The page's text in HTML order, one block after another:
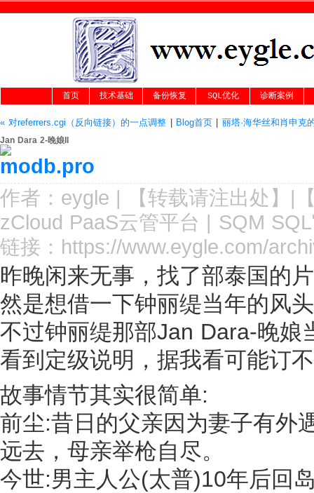
首页 技术基础 备份恢复 SQL优化 诊断案例
« 对referrers.cgi（反向链接）的一点调整 Blog首页| 丽塔·海华丝和肖申克
Jan Dara 2-晚娘II
作者： eygle | 【转载请注出处 】|
zCloud PaaS云管平台 | SQM
链接： https://www.eygle.com/
昨晚闲来无事，找了部泰国的
然是想借一下钟丽缇当年的风
不过钟丽缇那部Jan Dara-晚
看到定级说明，据我看可能订
故事情节其实很简单:
前尘:昔日的父亲因为妻子有外
远去，母亲举枪自尽。
今世:男主人公(太普)10年后回